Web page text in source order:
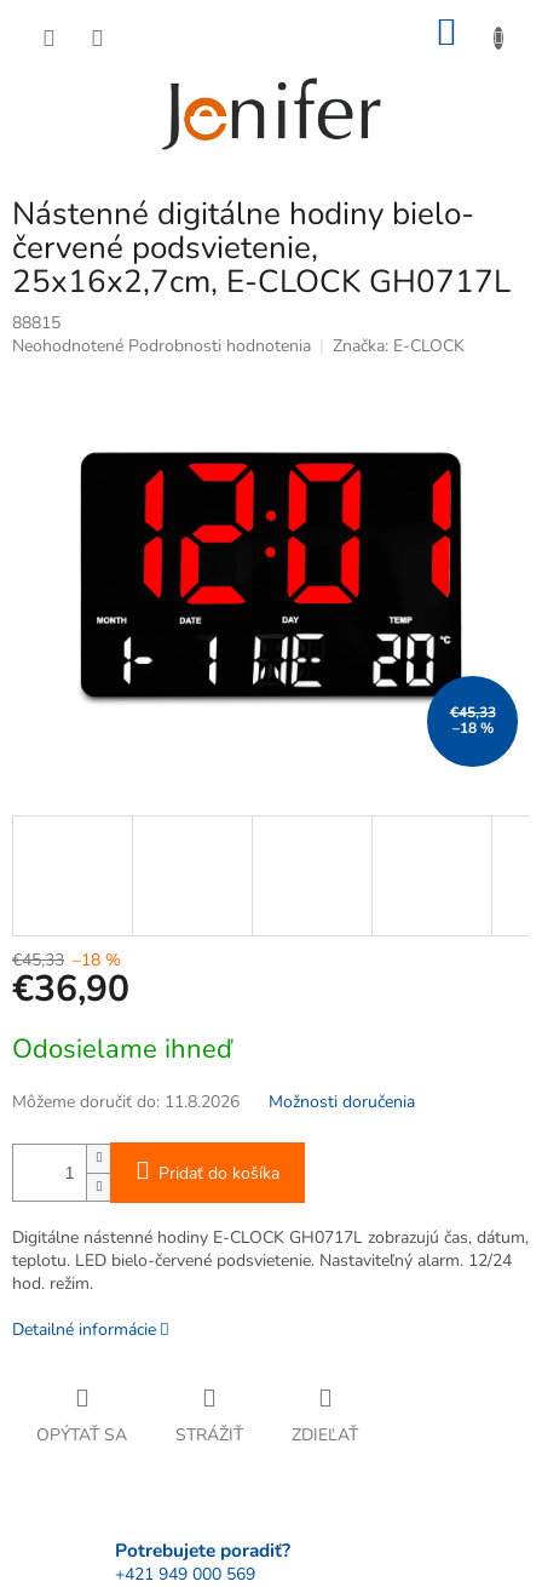
Nástenné digitálne hodiny bielo-
červené podsvietenie,
25x16x2,7cm, E-CLOCK GH0717L
88815
Priemerné
Neohodnotené Podrobnosti hodnotenia Značka: E-CLOCK
€45,33
–18 %
€45,33 –18 %
€36,90
cena:
Odosielame ihneď
Môžeme doručiť do: 11.8.2026 Možnosti doručenia
Pridať do košíka
Digitálne nástenné hodiny E-CLOCK GH0717L zobrazujú čas, dátum,
teplotu. LED bielo-červené podsvietenie. Nastaviteľný alarm. 12/24
hod. režim.
Detailné informácie
OPÝTAŤ SA STRÁŽIŤ ZDIEĽAŤ
Potrebujete poradiť?
+421 949 000 569